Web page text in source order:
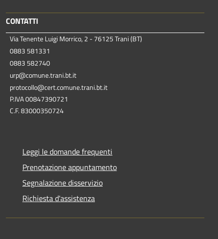
CONTATTI
Via Tenente Luigi Morrico, 2 - 76125 Trani (BT)
0883 581331
0883 582740
urp@comune.trani.bt.it
protocollo@cert.comune.trani.bt.it
P.IVA 00847390721
C.F. 83000350724
Leggi le domande frequenti
Prenotazione appuntamento
Segnalazione disservizio
Richiesta d'assistenza